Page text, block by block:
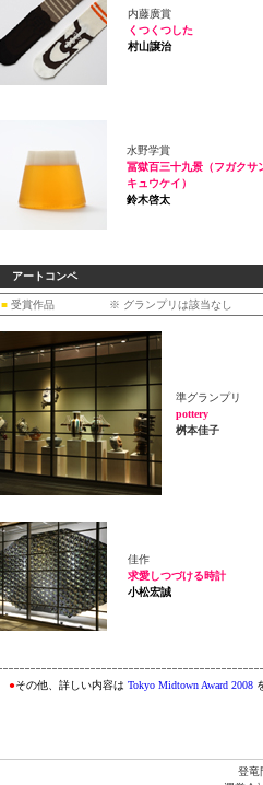
内藤廣賞
くつくつした
村山譲治
水野学賞
冨獄百三十九景（フガクサ
キュウケイ）
鈴木啓太
アートコンペ
■ 受賞作品 ※ グランプリは該当なし
準グランプリ
pottery
桝本佳子
佳作
求愛しつづける時計
小松宏誠
●その他、詳しい内容は Tokyo Midtown Award 2008
登竜